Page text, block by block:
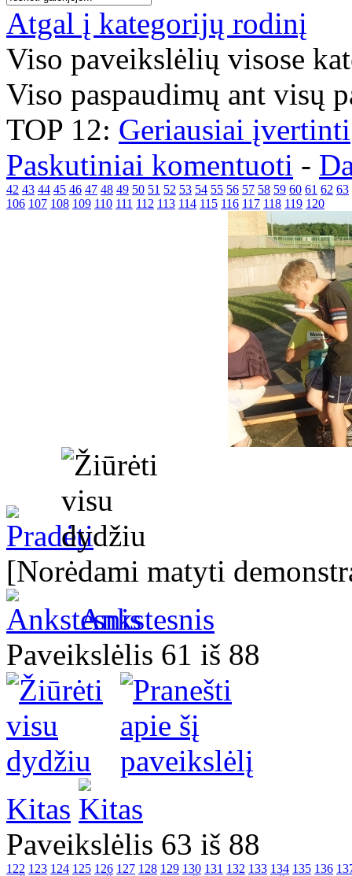
Atgal į kategorijų rodinį
Viso paveikslėlių visose
Viso paspaudimų ant visų
TOP 12: Geriausiai įvertinti
Paskutiniai komentuoti -
42 43 44 45 46 47 48 49 50 51 52 53 54 55 56 57 58 59 60 61 62 63
106 107 108 109 110 111 112 113 114 115 116 117 118 119 120
[Norėdami matyti
Ankstesnis
Paveikslėlis 61 iš 88
Kitas
Paveikslėlis 63 iš 88
122 123 124 125 126 127 128 129 130 131 132 133 134 135 136